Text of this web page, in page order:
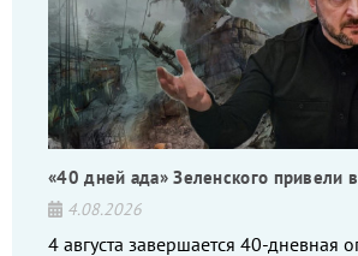
«40 дней ада» Зеленского привели
4.08.2026
4 августа завершается 40-дневная